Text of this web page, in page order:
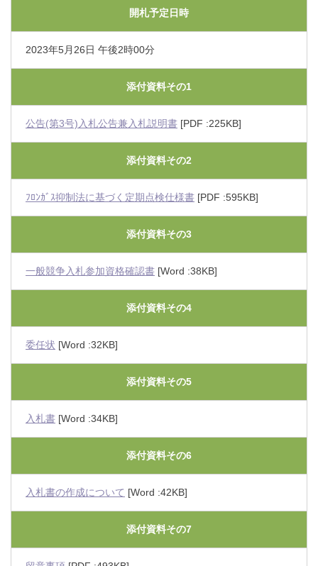
開札予定日時
2023年5月26日 午後2時00分
添付資料その1
公告(第3号)入札公告兼入札説明書 [PDF :225KB]
添付資料その2
ﾌﾛﾝｶﾞｽ抑制法に基づく定期点検仕様書 [PDF :595KB]
添付資料その3
一般競争入札参加資格確認書 [Word :38KB]
添付資料その4
委任状 [Word :32KB]
添付資料その5
入札書 [Word :34KB]
添付資料その6
入札書の作成について [Word :42KB]
添付資料その7